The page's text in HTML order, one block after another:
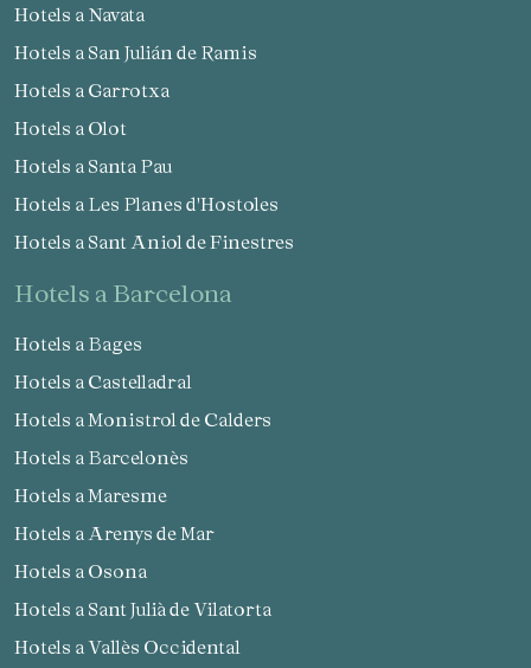
Hotels a Navata
Hotels a San Julián de Ramis
Hotels a Garrotxa
Hotels a Olot
Hotels a Santa Pau
Hotels a Les Planes d'Hostoles
Hotels a Sant Aniol de Finestres
hotels a Barcelona
Hotels a Bages
Hotels a Castelladral
Hotels a Monistrol de Calders
Hotels a Barcelonès
Hotels a Maresme
Hotels a Arenys de Mar
Hotels a Osona
Hotels a Sant Julià de Vilatorta
Hotels a Vallès Occidental